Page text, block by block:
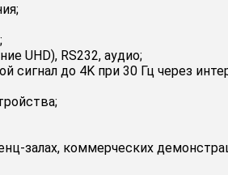
UHD), RS232, аудио;
сигнал до 4K при 30 Гц через
залах, коммерческих